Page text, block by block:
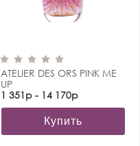
ATELIER DES ORS PINK ME
UP
1 351р - 14 170р
Купить